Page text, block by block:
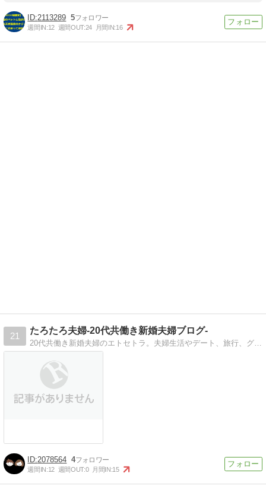
2113289 5
週間IN:12 週間OUT:24 月間IN:16
21
たろたろ夫婦-20代共働き新婚夫婦ブログ-
20代共働き新婚夫婦のエトセトラ。夫婦生活やデート、旅行、グルメなど、新婚夫婦のあれこれをご紹介！
2078564 4
週間IN:12 週間OUT:0 月間IN:15